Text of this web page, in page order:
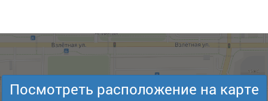
Посмотреть расположение на карте